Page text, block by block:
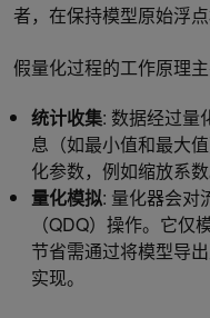
者，在保持模型原始浮
假量化过程的工作原理主
统计收集: 数据经过量
息（如最小值和最大
化参数，例如缩放系数
量化模拟: 量化器会对
（QDQ）操作。它
节省需通过将模型导
实现。